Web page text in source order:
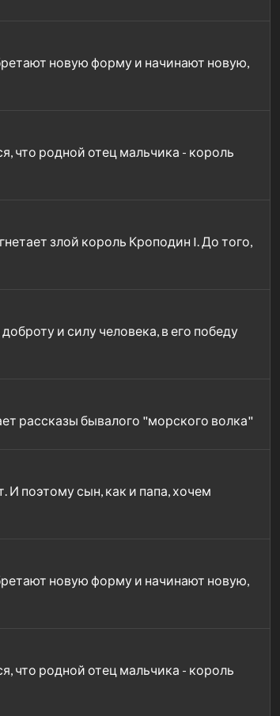
новую форму и начинают новую,
что родной отец мальчика - король
злой король Кроподин I. До того,
и силу человека, в его победу
рассказы бывалого "морского волка"
И поэтому сын, как и папа, хочем
новую форму и начинают новую,
что родной отец мальчика - король